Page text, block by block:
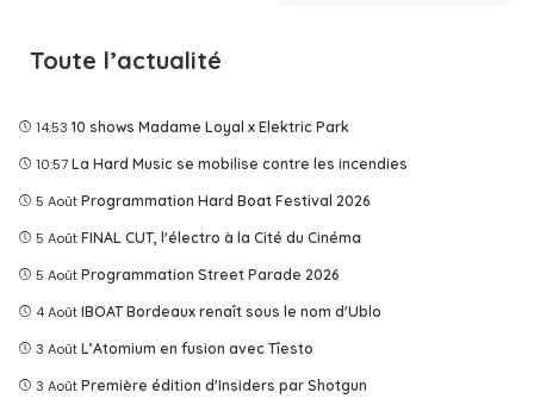
Toute l’actualité
14:53 10 shows Madame Loyal x Elektric Park
10:57 La Hard Music se mobilise contre les incendies
5 Août Programmation Hard Boat Festival 2026
5 Août FINAL CUT, l'électro à la Cité du Cinéma
5 Août Programmation Street Parade 2026
4 Août IBOAT Bordeaux renaît sous le nom d'Ublo
3 Août L’Atomium en fusion avec Tîesto
3 Août Première édition d'Insiders par Shotgun